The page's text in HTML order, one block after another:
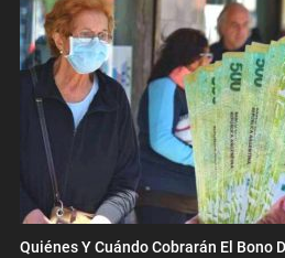
Quiénes Y Cuándo Cobrarán El Bono